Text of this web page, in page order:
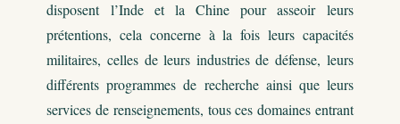
disposent l’Inde et la Chine pour asseoir leurs
prétentions, cela concerne à la fois leurs capacités
militaires, celles de leurs industries de défense, leurs
différents programmes de recherche ainsi que leurs
services de renseignements, tous ces domaines entrant